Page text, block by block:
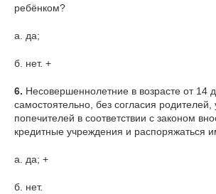
ребёнком?
а. да;
б. нет. +
6. Несовершеннолетние в возрасте от 14
самостоятельно, без согласия родителей,
попечителей в соответствии с законом
кредитные учреждения и распоряжаться
а. да; +
б. нет.